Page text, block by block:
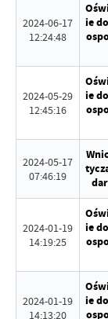
2024-06-17
12:24:48
ie
2024-05-29
12:45:16
ie
2024-05-17
07:46:19
2024-01-19
14:19:25
ie
2024-01-19
14:13:20
ie